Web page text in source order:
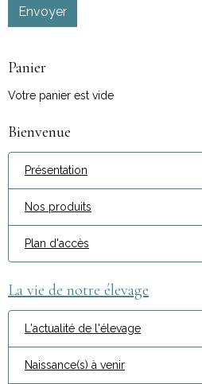
Envoyer
Panier
Votre panier est vide
Bienvenue
Présentation
Nos produits
Plan d'accès
La vie de notre élevage
L'actualité de l'élevage
Naissance(s) à venir